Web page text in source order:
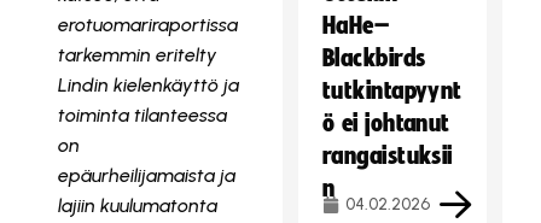
erotuomariraportissa
tarkemmin eritelty
Lindin kielenkäyttö ja
toiminta tilanteessa
on
epäurheilijamaista ja
lajiin kuulumatonta
HaHe–
Blackbirds
tutkintapyynt
ö ei johtanut
rangaistuksii
n
04.02.2026